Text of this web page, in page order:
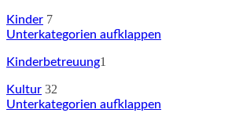
Kinder 7
Unterkategorien aufklappen
Kinderbetreuung1
Kultur 32
Unterkategorien aufklappen